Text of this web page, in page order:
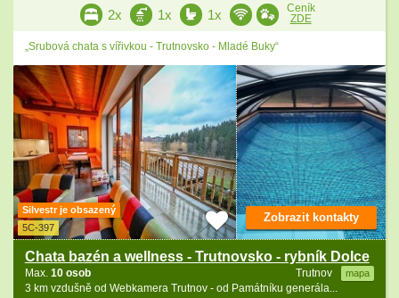
2x 1x 1x
Ceník
ZDE
„Srubová chata s vířivkou - Trutnovsko - Mladé Buky“
Silvestr je obsazený
5C-397
Chata bazén a wellness - Trutnovsko - rybník Dolce
Trutnov mapa
Max. 10 osob
3 km vzdušně od Webkamera Trutnov - od Památníku generála...
Zobrazit kontakty